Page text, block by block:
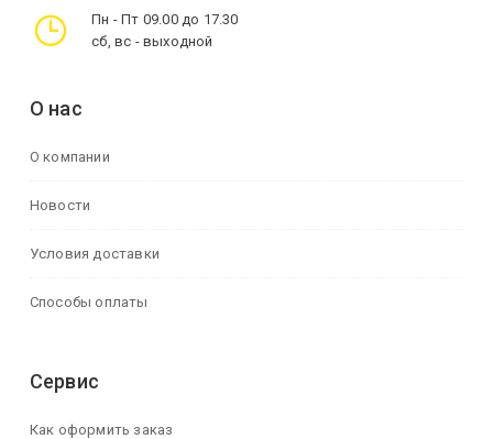
Пн - Пт 09.00 до 17.30
сб, вс - выходной
О нас
О компании
Новости
Условия доставки
Способы оплаты
Сервис
Как оформить заказ